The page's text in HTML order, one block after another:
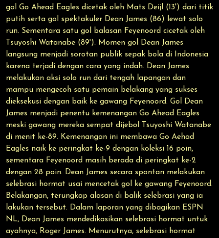
gol Go Ahead Eagles dicetak oleh Mats Deijl (13') dari titik
putih serta gol spektakuler Dean James (86) lewat solo
run. Sementara satu gol balasan Feyenoord cicetak oleh
Tsuyoshi Watanabe (89'). Momen gol Dean James
langsung menjadi sorotan publik sepak bola di Indonesia
karena terjadi dengan cara yang indah. Dean James
melakukan aksi solo run dari tengah lapangan dan
mampu mengecoh satu pemain belakang yang sukses
dieksekusi dengan baik ke gawang Feyenoord. Gol Dean
James menjadi penentu kemenangan Go Ahead Eagles
meski gawang mereka sempat dijebol Tsuyoshi Watanabe
di menit ke-89. Kemenangan ini membawa Go Aehad
Eagles naik ke peringkat ke-9 dengan koleksi 16 poin,
sementara Feyenoord masih berada di peringkat ke-2
dengan 28 poin. Dean James secara spontan melakukan
selebrasi hormat usai mencetak gol ke gawang Feyenoord.
Belakangan, terungkap alasan di balik selebrasi yang ia
lakukan tersebut. Dalam laporan yang dibagikan ESPN
NL, Dean James mendedikasikan selebrasi hormat untuk
ayahnya, Roger James. Menurutnya, selebrasi hormat